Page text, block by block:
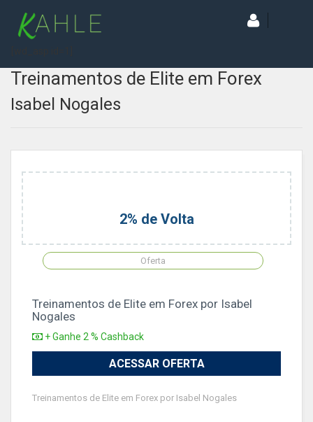
Treinamentos de Elite em Forex
Isabel Nogales
2% de Volta
Oferta
Treinamentos de Elite em Forex por Isabel
Nogales
+ Ganhe 2 % Cashback
ACESSAR OFERTA
Treinamentos de Elite em Forex por Isabel Nogales